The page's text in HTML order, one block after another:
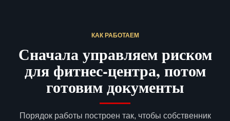
КАК РАБОТАЕМ
Сначала управляем риском
для фитнес-центра, потом
готовим документы
Порядок работы построен так, чтобы собственник